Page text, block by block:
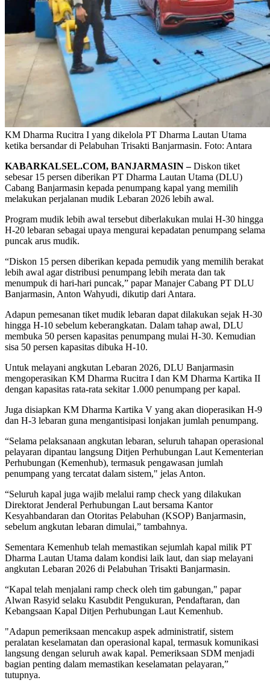
KM Dharma Rucitra I yang dikelola PT Dharma Lautan Utama
ketika bersandar di Pelabuhan Trisakti Banjarmasin. Foto: Antara
KABARKALSEL.COM, BANJARMASIN –Diskon tiket
sebesar 15 persen diberikan PT Dharma Lautan Utama (DLU)
Cabang Banjarmasin kepada penumpang kapal yang memilih
melakukan perjalanan mudik Lebaran 2026 lebih awal.
Program mudik lebih awal tersebut diberlakukan mulai H-30 hingga
H-20 lebaran sebagai upaya mengurai kepadatan penumpang selama
puncak arus mudik.
“Diskon 15 persen diberikan kepada pemudik yang memilih berakat
lebih awal agar distribusi penumpang lebih merata dan tak
menumpuk di hari-hari puncak,” papar Manajer Cabang PT DLU
Banjarmasin, Anton Wahyudi, dikutip dari Antara.
Adapun pemesanan tiket mudik lebaran dapat dilakukan sejak H-30
hingga H-10 sebelum keberangkatan. Dalam tahap awal, DLU
membuka 50 persen kapasitas penumpang mulai H-30. Kemudian
sisa 50 persen kapasitas dibuka H-10.
Untuk melayani angkutan Lebaran 2026, DLU Banjarmasin
mengoperasikan KM Dharma Rucitra I dan KM Dharma Kartika II
dengan kapasitas rata-rata sekitar 1.000 penumpang per kapal.
Juga disiapkan KM Dharma Kartika V yang akan dioperasikan H-9
dan H-3 lebaran guna mengantisipasi lonjakan jumlah penumpang.
“Selama pelaksanaan angkutan lebaran, seluruh tahapan operasional
pelayaran dipantau langsung Ditjen Perhubungan Laut Kementerian
Perhubungan (Kemenhub), termasuk pengawasan jumlah
penumpang yang tercatat dalam sistem," jelas Anton.
“Seluruh kapal juga wajib melalui ramp check yang dilakukan
Direktorat Jenderal Perhubungan Laut bersama Kantor
Kesyahbandaran dan Otoritas Pelabuhan (KSOP) Banjarmasin,
sebelum angkutan lebaran dimulai,” tambahnya.
Sementara Kemenhub telah memastikan sejumlah kapal milik PT
Dharma Lautan Utama dalam kondisi laik laut, dan siap melayani
angkutan Lebaran 2026 di Pelabuhan Trisakti Banjarmasin.
“Kapal telah menjalani ramp check oleh tim gabungan," papar
Alwan Rasyid selaku Kasubdit Pengukuran, Pendaftaran, dan
Kebangsaan Kapal Ditjen Perhubungan Laut Kemenhub.
"Adapun pemeriksaan mencakup aspek administratif, sistem
peralatan keselamatan dan operasional kapal, termasuk komunikasi
langsung dengan seluruh awak kapal. Pemeriksaan SDM menjadi
bagian penting dalam memastikan keselamatan pelayaran,”
tutupnya.